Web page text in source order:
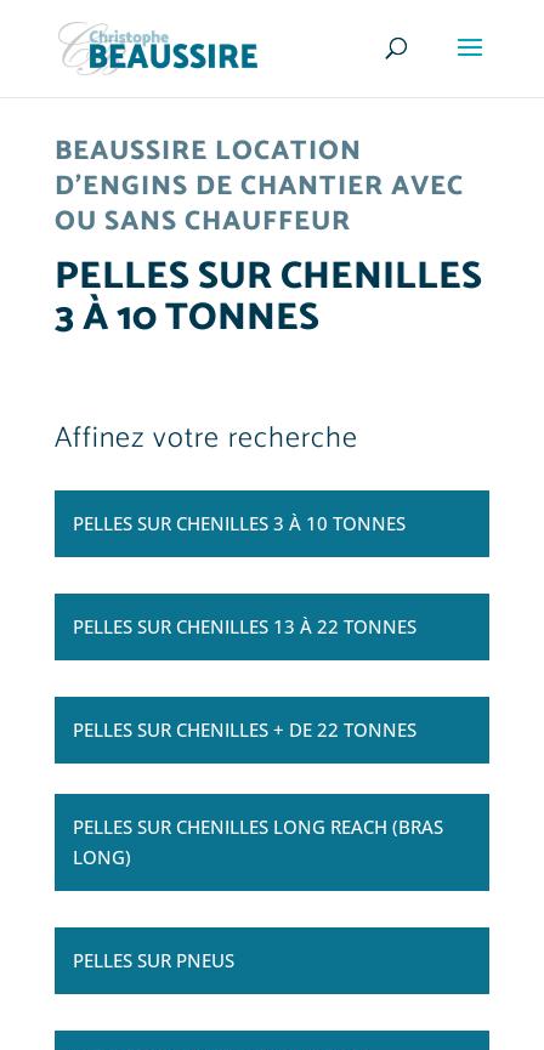
BEAUSSIRE LOCATION
D’ENGINS DE CHANTIER AVEC
OU SANS CHAUFFEUR
PELLES SUR CHENILLES
3 À 10 TONNES
Affinez votre recherche
PELLES SUR CHENILLES 3 À 10 TONNES
PELLES SUR CHENILLES 13 À 22 TONNES
PELLES SUR CHENILLES + DE 22 TONNES
PELLES SUR CHENILLES LONG REACH (BRAS
LONG)
PELLES SUR PNEUS